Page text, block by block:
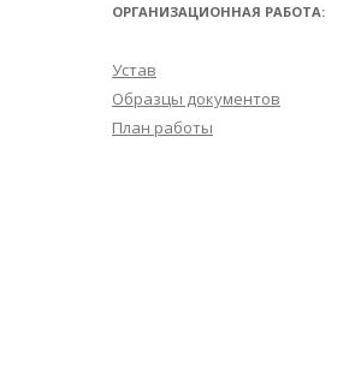
ОРГАНИЗАЦИОННАЯ РАБОТА:
Устав
Образцы документов
План работы